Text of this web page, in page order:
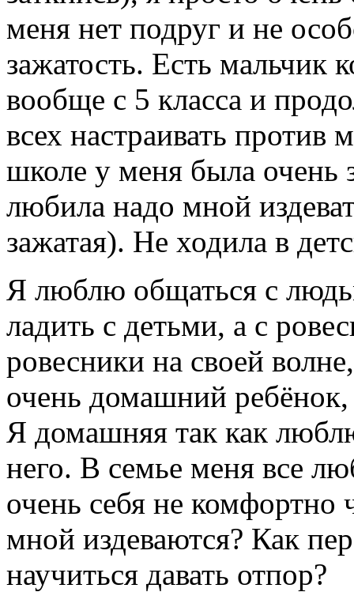
меня нет подруг и не
зажатость. Есть мальчик
вообще с 5 класса и
всех настраивать
школе у меня была очень
любила надо мной
зажатая). Не ходила в
Я люблю общаться с
ладить с детьми, а с
ровесники на своей
очень домашний
Я домашняя так как
него. В семье меня все
очень себя не
мной издеваются? Как
научиться давать отпор?